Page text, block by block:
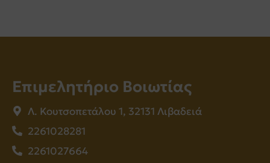
Επιμελητήριο Βοιωτίας
Λ. Κουτσοπετάλου 1, 32131 Λιβαδειά
2261028281
2261027664